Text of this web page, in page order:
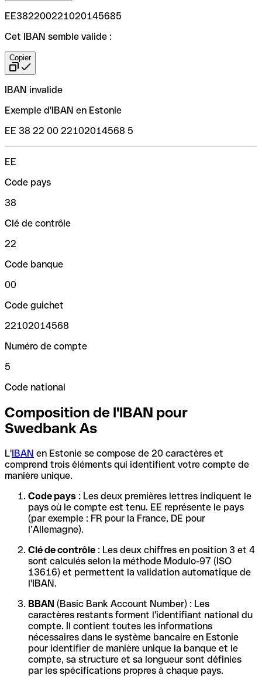
EE382200221020145685
Cet IBAN semble valide :
Copier
IBAN invalide
Exemple d'IBAN en Estonie
EE 38 22 00 22102014568 5
EE
Code pays
38
Clé de contrôle
22
Code banque
00
Code guichet
22102014568
Numéro de compte
5
Code national
Composition de l'IBAN pour
Swedbank As
L'IBAN en Estonie se compose de 20 caractères et
comprend trois éléments qui identifient votre compte de
manière unique.
Code pays : Les deux premières lettres indiquent le
pays où le compte est tenu. EE représente le pays
(par exemple : FR pour la France, DE pour
l’Allemagne).
Clé de contrôle : Les deux chiffres en position 3 et 4
sont calculés selon la méthode Modulo-97 (ISO
13616) et permettent la validation automatique de
l'IBAN.
BBAN (Basic Bank Account Number) : Les
caractères restants forment l'identifiant national du
compte. Il contient toutes les informations
nécessaires dans le système bancaire en Estonie
pour identifier de manière unique la banque et le
compte, sa structure et sa longueur sont définies
par les spécifications propres à chaque pays.